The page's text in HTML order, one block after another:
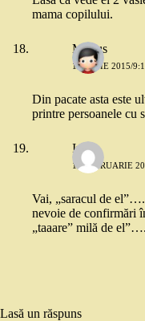
mama copilului.
Marius
19 IUNIE 2015/
Din pacate asta este
printre persoanele cu
Irina
19 FEBRUARIE
Vai, „saracul de
nevoie de confirmări
„taaare” milă de
Lasă un răspuns